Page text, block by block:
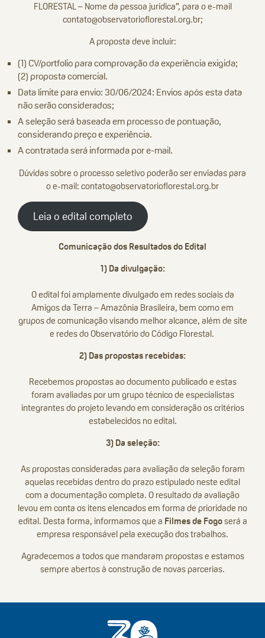
FLORESTAL – Nome da pessoa jurídica”, para o e-mail
contato@observatorioflorestal.org.br;
A proposta deve incluir:
(1) CV/portfolio para comprovação da experiência exigida;
(2) proposta comercial.
Data limite para envio: 30/06/2024: Envios após esta data
não serão considerados;
A seleção será baseada em processo de pontuação,
considerando preço e experiência.
A contratada será informada por e-mail.
Dúvidas sobre o processo seletivo poderão ser enviadas para
o e-mail: contato@observatorioflorestal.org.br
Leia o edital completo
Comunicação dos Resultados do Edital
1) Da divulgação:
O edital foi amplamente divulgado em redes sociais da
Amigos da Terra – Amazônia Brasileira, bem como em
grupos de comunicação visando melhor alcance, além de site
e redes do Observatório do Código Florestal.
2) Das propostas recebidas:
Recebemos propostas ao documento publicado e estas
foram avaliadas por um grupo técnico de especialistas
integrantes do projeto levando em consideração os critérios
estabelecidos no edital.
3) Da seleção:
As propostas consideradas para avaliação da seleção foram
aquelas recebidas dentro do prazo estipulado neste edital
com a documentação completa. O resultado da avaliação
levou em conta os itens elencados em forma de prioridade no
edital. Desta forma, informamos que a Filmes de Fogoserá a
empresa responsável pela execução dos trabalhos.
Agradecemos a todos que mandaram propostas e estamos
sempre abertos à construção de novas parcerias.